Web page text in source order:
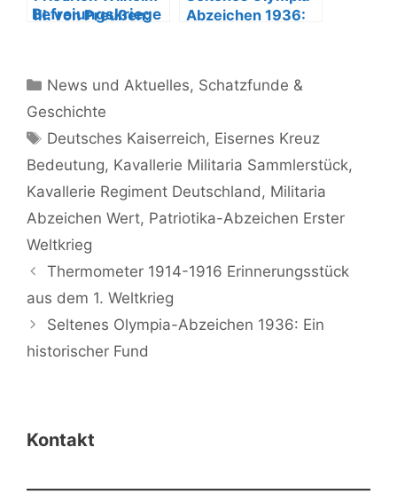
III. von Preußen:
Abzeichen 1936:
Kategorien
News und Aktuelles, Schatzfunde &
Geschichte
Schlagwörter
Deutsches Kaiserreich, Eisernes Kreuz
Bedeutung, Kavallerie Militaria Sammlerstück,
Kavallerie Regiment Deutschland , Militaria
Abzeichen Wert, Patriotika-Abzeichen Erster
Weltkrieg
Thermometer 1914-1916 Erinnerungsstück
aus dem 1. Weltkrieg
Seltenes Olympia-Abzeichen 1936: Ein
historischer Fund
Kontakt